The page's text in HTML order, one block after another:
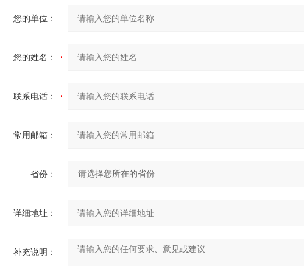
您的单位：
您的姓名：
联系电话：
常用邮箱：
省份：
详细地址：
补充说明：